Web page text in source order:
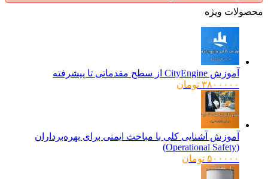
ویژه
آموزش CityEngine از سطح مقدماتی تا پیشرفته
۳۸۰۰۰۰۰ تومان
آموزش آشنایی کلی با مباحث ایمنی برای بهره‌برداران
۵۰۰۰۰۰ تومان